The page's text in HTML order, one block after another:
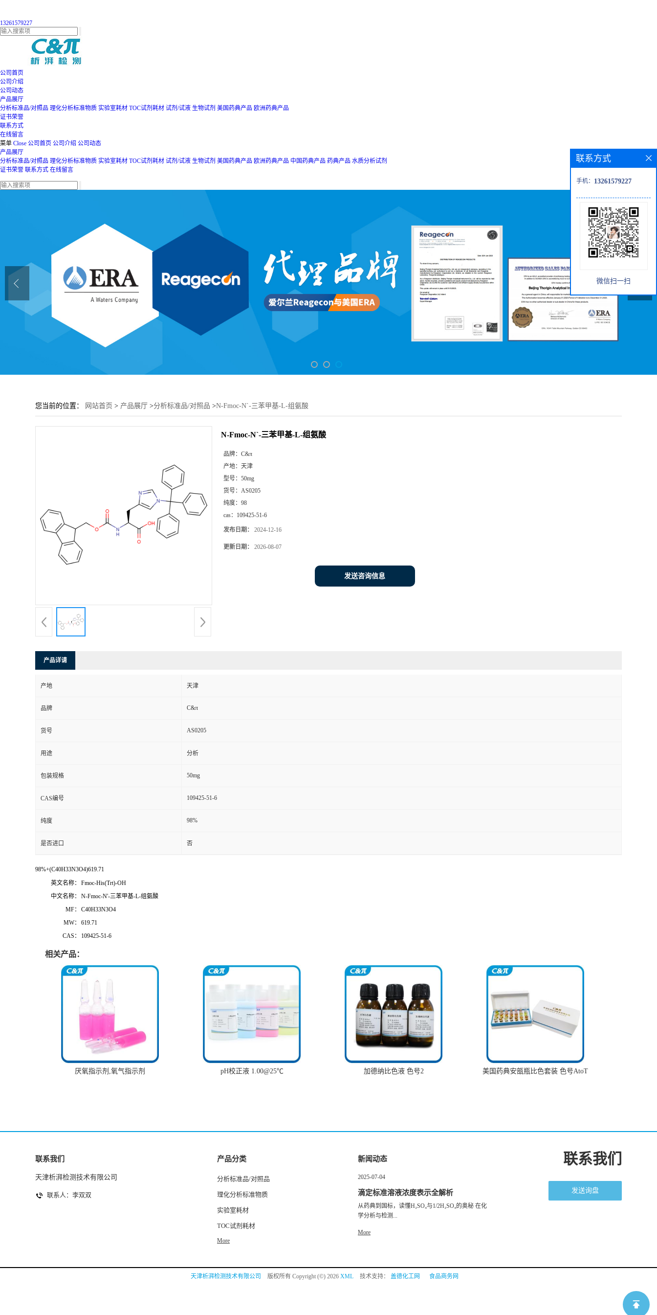
13261579227
公司首页
公司介绍
公司动态
产品展厅
分析标准品/对照品 理化分析标准物质 实验室耗材 TOC试剂耗材 试剂/试液 生物试剂 美国药典产品 欧洲药典产品
证书荣誉
联系方式
在线留言
菜单 Close 公司首页 公司介绍 公司动态
产品展厅
分析标准品/对照品 理化分析标准物质 实验室耗材 TOC试剂耗材 试剂/试液 生物试剂 美国药典产品 欧洲药典产品 中国药典产品 药典产品 水质分析试剂
证书荣誉 联系方式 在线留言
您当前的位置： 网站首页 > 产品展厅 >分析标准品/对照品 >N-Fmoc-N`-三苯甲基-L-组氨酸
N-Fmoc-N`-三苯甲基-L-组氨酸
品牌： C&π
产地： 天津
型号： 50mg
货号： AS0205
纯度： 98
cas： 109425-51-6
发布日期： 2024-12-16
更新日期： 2026-08-07
发送咨询信息
产品详请
产地 天津
品牌 C&π
货号 AS0205
用途 分析
包装规格 50mg
CAS编号 109425-51-6
纯度 98%
是否进口 否
98%+(C40H33N3O4)619.71
英文名称：
Fmoc-His(Trt)-OH
中文名称：
N-Fmoc-N'-三苯甲基-L-组氨酸
MF：
C40H33N3O4
MW：
619.71
CAS：
109425-51-6
相关产品：
厌氧指示剂,氧气指示剂 pH校正液 1.00@25℃ 加德纳比色液 色号2 美国药典安瓿瓶比色套装 色号AtoT
联系方式
手机： 13261579227
微信扫一扫
联系我们
天津析湃检测技术有限公司
联系人：李双双
产品分类
分析标准品/对照品
理化分析标准物质
实验室耗材
TOC试剂耗材
More
新闻动态
2025-07-04
滴定标准溶液浓度表示全解析
从药典到国标，读懂H₂SO₄与1/2H₂SO₄的奥秘 在化
学分析与检测...
More
联系我们
发送询盘
天津析湃检测技术有限公司 版权所有 Copyright (©) 2026 XML 技术支持： 盖德化工网 食品商务网